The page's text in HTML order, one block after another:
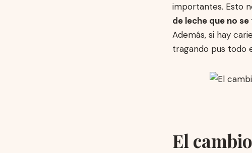
importantes. Esto
de leche que no
Además, si hay
tragando pus todo
El